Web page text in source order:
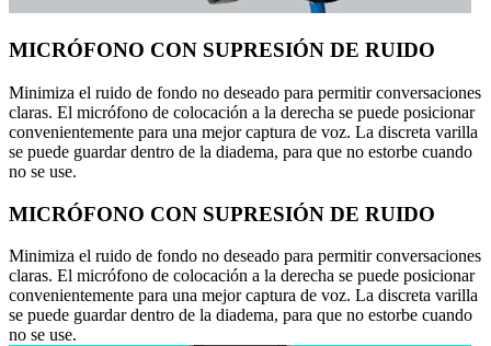
MICRÓFONO CON SUPRESIÓN DE RUIDO
Minimiza el ruido de fondo no deseado para permitir conversaciones
claras. El micrófono de colocación a la derecha se puede posicionar
convenientemente para una mejor captura de voz. La discreta varilla
se puede guardar dentro de la diadema, para que no estorbe cuando
no se use.
MICRÓFONO CON SUPRESIÓN DE RUIDO
Minimiza el ruido de fondo no deseado para permitir conversaciones
claras. El micrófono de colocación a la derecha se puede posicionar
convenientemente para una mejor captura de voz. La discreta varilla
se puede guardar dentro de la diadema, para que no estorbe cuando
no se use.